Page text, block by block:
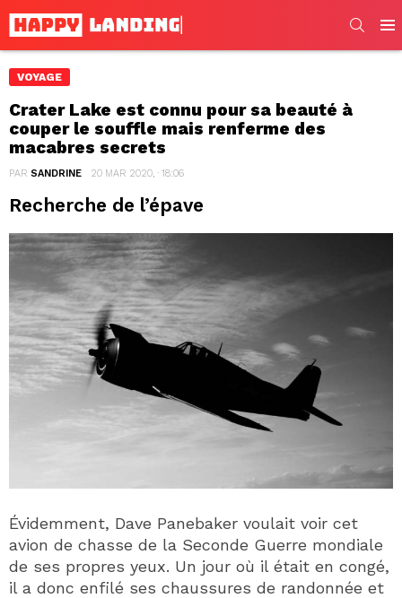
VOYAGE
Crater Lake est connu pour sa beauté à
couper le souffle mais renferme des
macabres secrets
PAR SANDRINE 20 MAR 2020, · 18:06
Recherche de l’épave
Évidemment, Dave Panebaker voulait voir cet
avion de chasse de la Seconde Guerre mondiale
de ses propres yeux. Un jour où il était en congé,
il a donc enfilé ses chaussures de randonnée et